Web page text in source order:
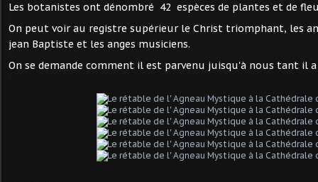
Les botanistes ont dénombré 42 espèces de plantes et de
On peut voir au registre supérieur le Christ triomphant, les
jean Baptiste et les anges musiciens.
On se demande comment il est parvenu juisqu'à nous tant il